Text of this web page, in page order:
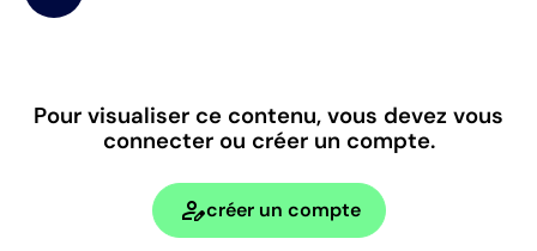
Pour visualiser ce contenu, vous devez vous
connecter ou créer un compte.
person_editcréer un compte